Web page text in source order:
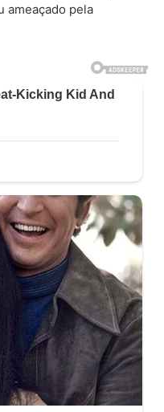
ameaçado pela